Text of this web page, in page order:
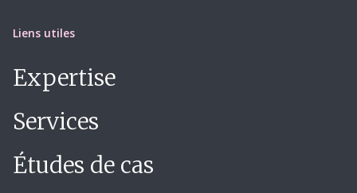
Liens utiles
Expertise
Services
Études de cas